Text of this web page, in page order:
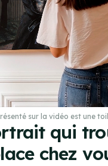
qui
chez
sur la vidéo est une